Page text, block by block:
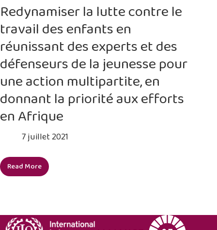
et
le
droit
à
l’éducation
enfants
à
Ballikurava,
dans
le
district
de
Prakasam
Andhra
Pradesh
en
Inde,
y
compris
dans
de
la
Redynamiser la lutte contre le
travail des enfants en
réunissant des experts et des
défenseurs de la jeunesse pour
une action multipartite, en
donnant la priorité aux efforts
en Afrique
7 juillet 2021
Read MoreRedynamiser
le